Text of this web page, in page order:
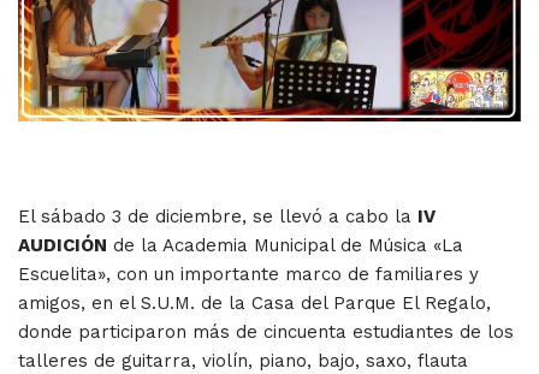
El sábado 3 de diciembre, se llevó a cabo la IV
AUDICIÓN de la Academia Municipal de Música «La
Escuelita», con un importante marco de familiares y
amigos, en el S.U.M. de la Casa del Parque El Regalo,
donde participaron más de cincuenta estudiantes de los
talleres de guitarra, violín, piano, bajo, saxo, flauta